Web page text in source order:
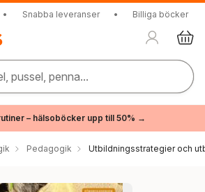
• Snabba leveranser • Billiga böcker
pussel, penna...
– hälsoböcker upp till 50% →
Pedagogik Utbildningsstrategier och